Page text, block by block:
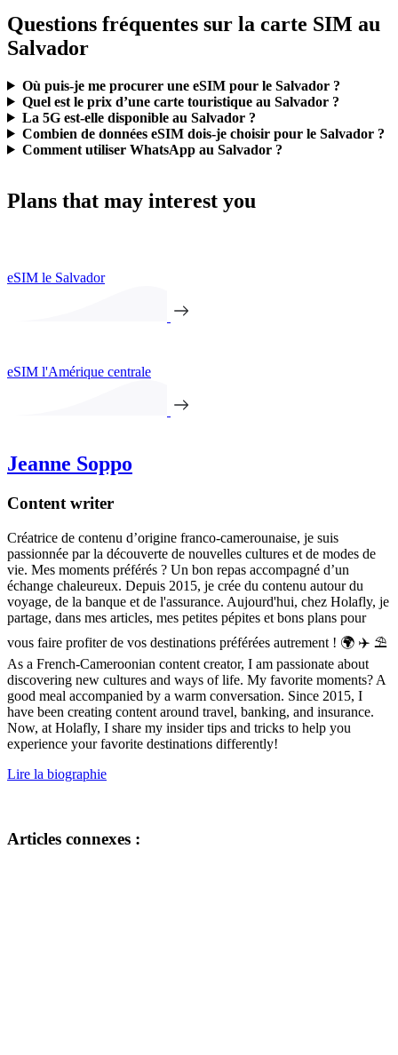
Questions fréquentes sur la carte SIM au
Salvador
Où puis-je me procurer une eSIM pour le Salvador ?
Quel est le prix d’une carte touristique au Salvador ?
La 5G est-elle disponible au Salvador ?
Combien de données eSIM dois-je choisir pour le Salvador ?
Comment utiliser WhatsApp au Salvador ?
Plans that may interest you
eSIM le Salvador
eSIM l'Amérique centrale
Jeanne Soppo
Content writer
Créatrice de contenu d’origine franco-camerounaise, je suis
passionnée par la découverte de nouvelles cultures et de modes de
vie. Mes moments préférés ? Un bon repas accompagné d’un
échange chaleureux. Depuis 2015, je crée du contenu autour du
voyage, de la banque et de l'assurance. Aujourd'hui, chez Holafly, je
partage, dans mes articles, mes petites pépites et bons plans pour
vous faire profiter de vos destinations préférées autrement ! 🌍 ✈️ ⛱
As a French-Cameroonian content creator, I am passionate about
discovering new cultures and ways of life. My favorite moments? A
good meal accompanied by a warm conversation. Since 2015, I
have been creating content around travel, banking, and insurance.
Now, at Holafly, I share my insider tips and tricks to help you
experience your favorite destinations differently!
Lire la biographie
Articles connexes :